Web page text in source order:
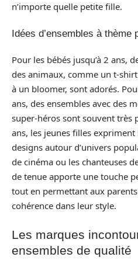
n’importe quelle petite fille.
Idées d’ensembles à thème
Pour les bébés jusqu’à 2 ans,
des animaux, comme un t-
à un bloomer, sont adorés.
ans, des ensembles avec des
super-héros sont souvent très
ans, les jeunes filles expriment
designs autour d’univers
de cinéma ou les chanteuses
de tenue apporte une touche
tout en permettant aux
cohérence dans leur style.
Les marques
ensembles de qualité